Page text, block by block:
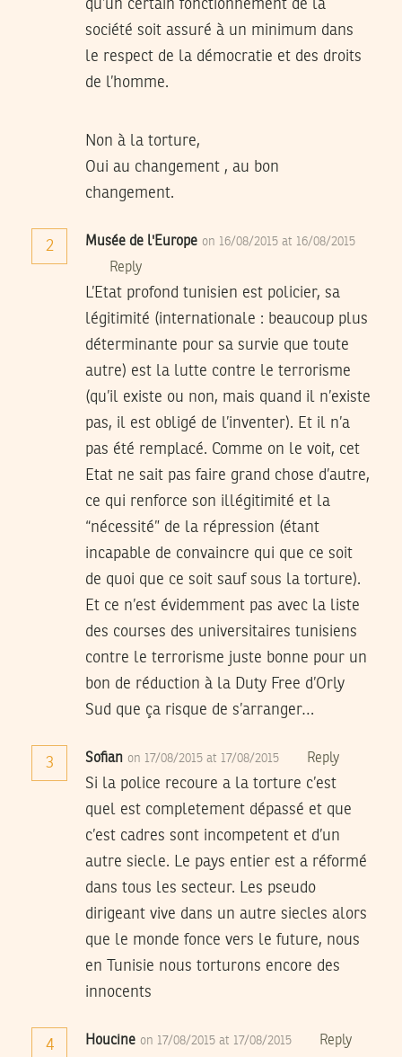
qu’un certain fonctionnement de la
société soit assuré à un minimum dans
le respect de la démocratie et des droits
de l’homme.
Non à la torture,
Oui au changement , au bon
changement.
2 Musée de l'Europe on 16/08/2015 at 16/08/2015
Reply
L’Etat profond tunisien est policier, sa
légitimité (internationale : beaucoup plus
déterminante pour sa survie que toute
autre) est la lutte contre le terrorisme
(qu’il existe ou non, mais quand il n’existe
pas, il est obligé de l’inventer). Et il n’a
pas été remplacé. Comme on le voit, cet
Etat ne sait pas faire grand chose d’autre,
ce qui renforce son illégitimité et la
“nécessité” de la répression (étant
incapable de convaincre qui que ce soit
de quoi que ce soit sauf sous la torture).
Et ce n’est évidemment pas avec la liste
des courses des universitaires tunisiens
contre le terrorisme juste bonne pour un
bon de réduction à la Duty Free d’Orly
Sud que ça risque de s’arranger…
3 Sofian on 17/08/2015 at 17/08/2015 Reply
Si la police recoure a la torture c’est
quel est completement dépassé et que
c’est cadres sont incompetent et d’un
autre siecle. Le pays entier est a réformé
dans tous les secteur. Les pseudo
dirigeant vive dans un autre siecles alors
que le monde fonce vers le future, nous
en Tunisie nous torturons encore des
innocents
4 Houcine on 17/08/2015 at 17/08/2015 Reply